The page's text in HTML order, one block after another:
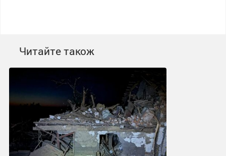
Читайте також